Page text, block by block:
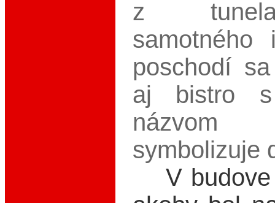
z
samotného
poschodí
aj bistro s
názvom
symbolizuje
V